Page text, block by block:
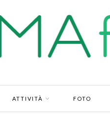
ATTIVITÀ FOTO